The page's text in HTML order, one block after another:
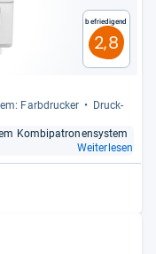
Befriedigend
2,8
Farb­dru­cker
Druck­
Kom­bi­pa­tro­nen­sys­tem
Weiterlesen